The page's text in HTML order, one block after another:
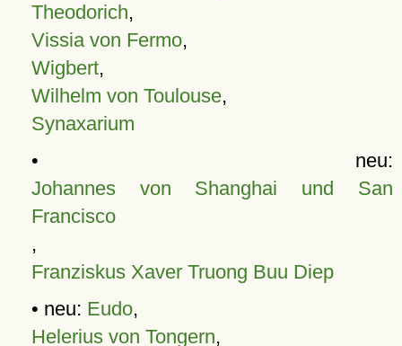
Theodorich,
Vissia von Fermo,
Wigbert,
Wilhelm von Toulouse,
Synaxarium
• neu:
Johannes von Shanghai und San
Francisco
,
Franziskus Xaver Truong Buu Diep
• neu: Eudo,
Helerius von Tongern,